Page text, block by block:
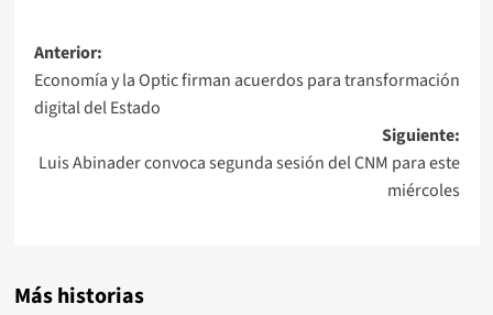
Anterior:
Economía y la Optic firman acuerdos para transformación
digital del Estado
Siguiente:
Luis Abinader convoca segunda sesión del CNM para este
miércoles
Más historias